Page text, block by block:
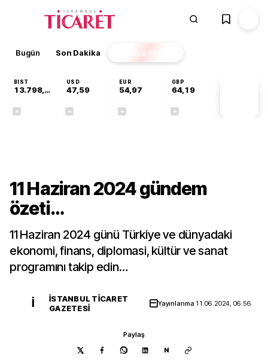
Bugün Son Dakika Finans EKSTRA
BIST
13.798,82
USD
47,59
EUR
54,97
GBP
64,19
11 Haziran 2024 gündem
özeti…
11 Haziran 2024 günü Türkiye ve dünyadaki
ekonomi, finans, diplomasi, kültür ve sanat
programını takip edin…
İ
İSTANBUL TICARET
GAZETESI
Yayınlanma 11.06.2024, 06:56
Paylaş
N